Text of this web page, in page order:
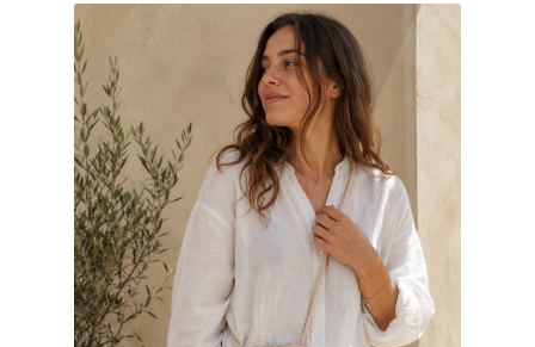
Despre noi
Finalizare
Livrare
Politică de Confidențialitate cu privire la prelucrarea
datelor cu caracter personal